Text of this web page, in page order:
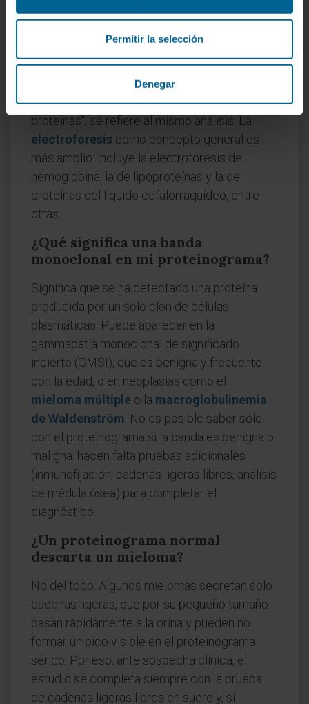
Permitir la selección
Denegar
"electroforesis de proteínas séricas" (o SPEP,
por sus siglas en inglés) nombra la técnica
con que se obtiene. Cuando el médico solicita
"un proteinograma" o "una electroforesis de
proteínas", se refiere al mismo análisis. La
electroforesis como concepto general es
más amplio: incluye la electroforesis de
hemoglobina, la de lipoproteínas y la de
proteínas del líquido cefalorraquídeo, entre
otras.
¿Qué significa una banda
monoclonal en mi proteinograma?
Significa que se ha detectado una proteína
producida por un solo clon de células
plasmáticas. Puede aparecer en la
gammapatía monoclonal de significado
incierto (GMSI), que es benigna y frecuente
con la edad, o en neoplasias como el
mieloma múltiple o la macroglobulinemia
de Waldenström . No es posible saber solo
con el proteinograma si la banda es benigna o
maligna: hacen falta pruebas adicionales
(inmunofijación, cadenas ligeras libres, análisis
de médula ósea) para completar el
diagnóstico.
¿Un proteinograma normal
descarta un mieloma?
No del todo. Algunos mielomas secretan solo
cadenas ligeras, que por su pequeño tamaño
pasan rápidamente a la orina y pueden no
formar un pico visible en el proteinograma
sérico. Por eso, ante sospecha clínica, el
estudio se completa siempre con la prueba
de cadenas ligeras libres en suero y, si